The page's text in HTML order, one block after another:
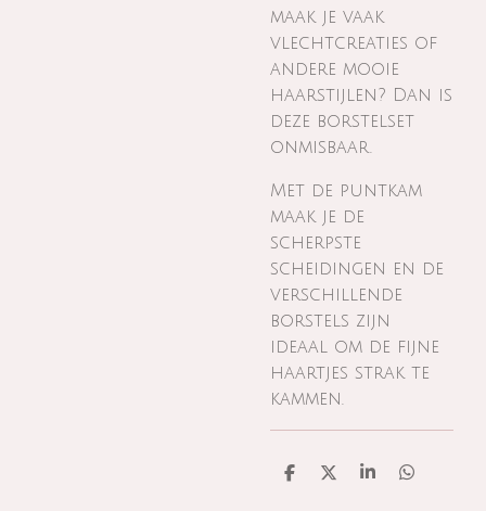
maak je vaak
vlechtcreaties of
andere mooie
haarstijlen? Dan is
deze borstelset
onmisbaar.
Met de puntkam
maak je de
scherpste
scheidingen en de
verschillende
borstels zijn
ideaal om de fijne
haartjes strak te
kammen.
D
D
S
D